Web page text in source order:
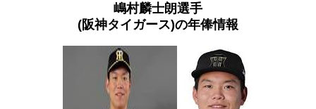
嶋村麟士朗選手
(阪神タイガース)の年俸情報